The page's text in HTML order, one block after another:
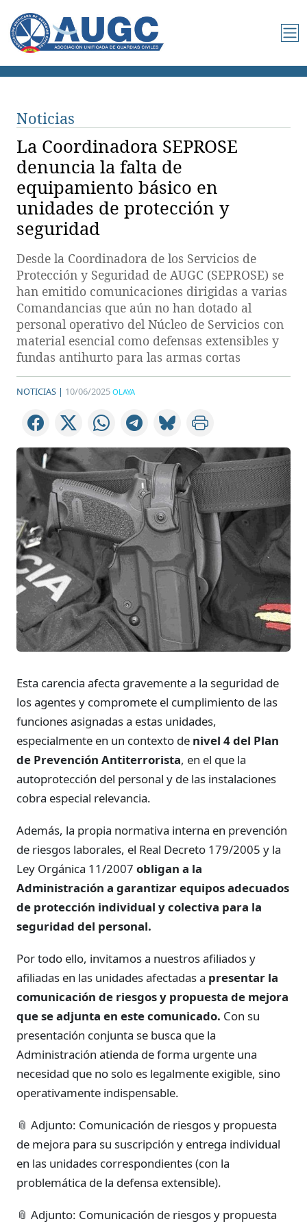
Noticias
La Coordinadora SEPROSE
denuncia la falta de
equipamiento básico en
unidades de protección y
seguridad
Desde la Coordinadora de los Servicios de
Protección y Seguridad de AUGC (SEPROSE) se
han emitido comunicaciones dirigidas a varias
Comandancias que aún no han dotado al
personal operativo del Núcleo de Servicios con
material esencial como defensas extensibles y
fundas antihurto para las armas cortas
NOTICIAS | 10/06/2025 OLAYA
Esta carencia afecta gravemente a la seguridad de
los agentes y compromete el cumplimiento de las
funciones asignadas a estas unidades,
especialmente en un contexto de nivel 4 del Plan
de Prevención Antiterrorista, en el que la
autoprotección del personal y de las instalaciones
cobra especial relevancia.
Además, la propia normativa interna en prevención
de riesgos laborales, el Real Decreto 179/2005 y la
Ley Orgánica 11/2007 obligan a la
Administración a garantizar equipos adecuados
de protección individual y colectiva para la
seguridad del personal.
Por todo ello, invitamos a nuestros afiliados y
afiliadas en las unidades afectadas a presentar la
comunicación de riesgos y propuesta de mejora
que se adjunta en este comunicado. Con su
presentación conjunta se busca que la
Administración atienda de forma urgente una
necesidad que no solo es legalmente exigible, sino
operativamente indispensable.
📎 Adjunto: Comunicación de riesgos y propuesta
de mejora para su suscripción y entrega individual
en las unidades correspondientes (con la
problemática de la defensa extensible).
📎 Adjunto: Comunicación de riesgos y propuesta